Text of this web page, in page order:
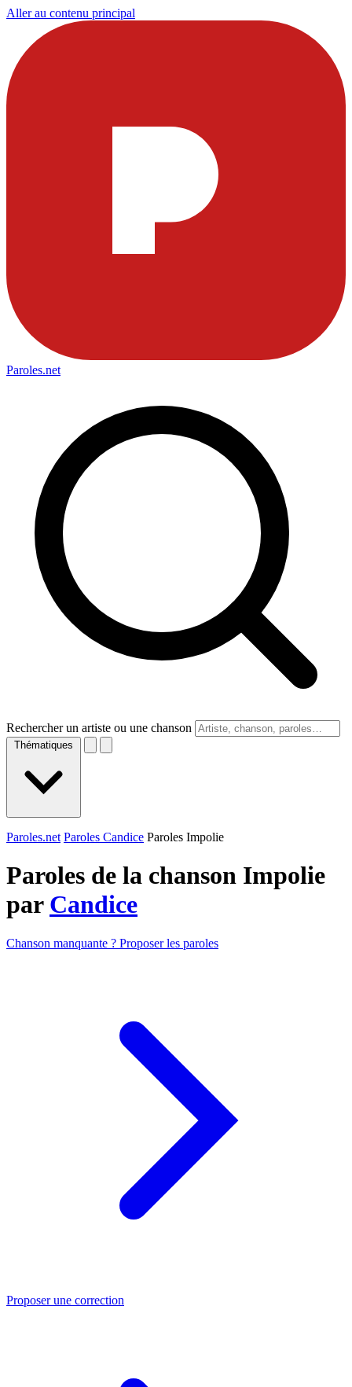
Aller au contenu principal
Paroles.net
Rechercher un artiste ou une chanson
Thématiques
Paroles.net Paroles Candice Paroles Impolie
Paroles de la chanson Impolie
par Candice
Chanson manquante ? Proposer les paroles
Proposer une correction